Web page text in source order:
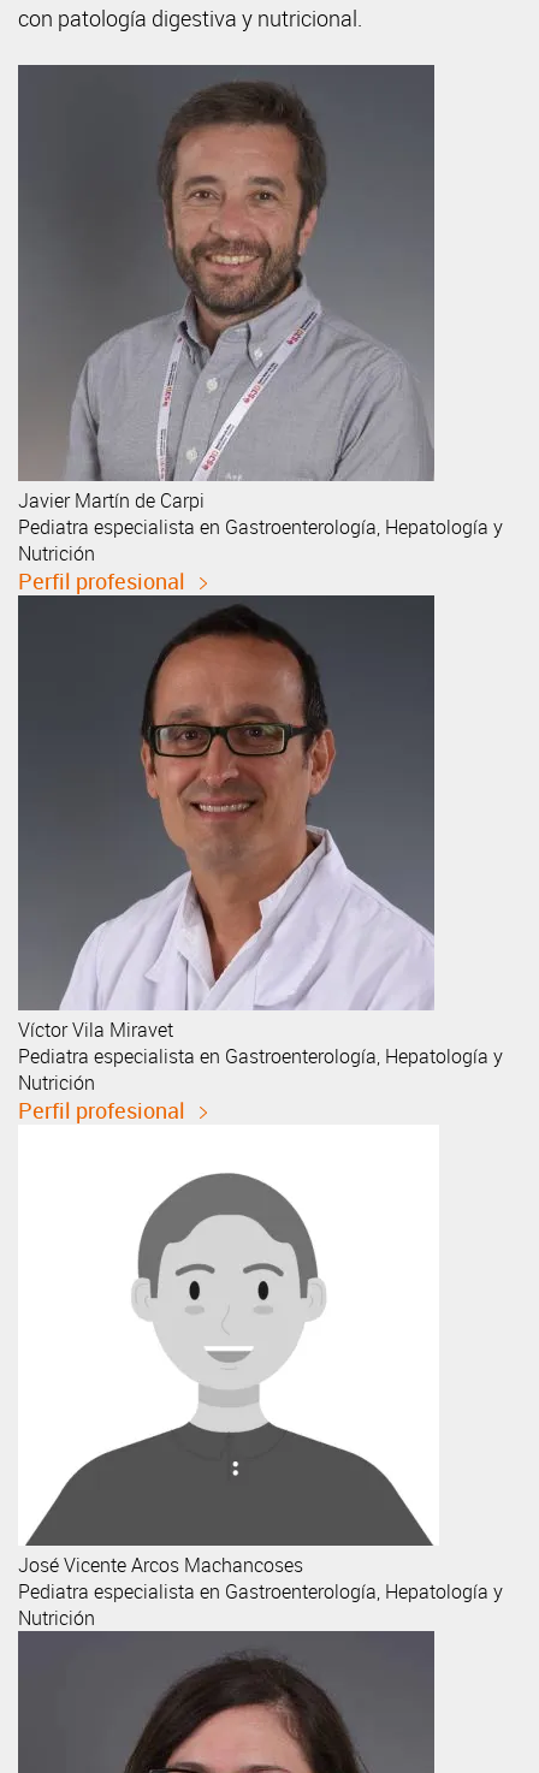
con patología digestiva y nutricional.
JavierMartín de Carpi
Pediatra especialista en Gastroenterología, Hepatología y
Nutrición
Perfil profesional
VíctorVila Miravet
Pediatra especialista en Gastroenterología, Hepatología y
Nutrición
Perfil profesional
José VicenteArcos Machancoses
Pediatra especialista en Gastroenterología, Hepatología y
Nutrición